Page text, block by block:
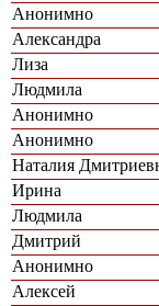
Анонимно
Александра
Лиза
Людмила
Анонимно
Анонимно
Наталия
Ирина
Людмила
Дмитрий
Анонимно
Алексей